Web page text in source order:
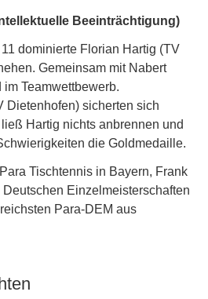
Beeinträchtigung)
dominierte Florian Hartig (TV
Gemeinsam mit Nabert
Teamwettbewerb.
Dietenhofen) sicherten sich
Hartig nichts anbrennen und
die Goldmedaille.
Tischtennis in Bayern, Frank
Einzelmeisterschaften
Para-DEM aus